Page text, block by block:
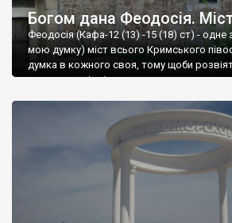
Богом дана Феодосія.
Феодосія (Кафа-12 (13) -15 (18) ст) - одне
мою думку) міст всього Кримського
думка в кожного своя, тому щоби
запрошую відвідати це